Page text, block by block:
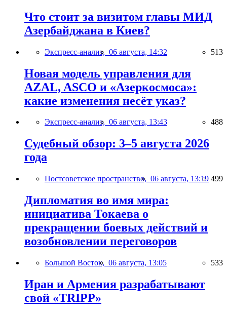
Что стоит за визитом главы МИД
Азербайджана в Киев?
Экспресс-анализ, 06 августа, 14:32 513
Новая модель управления для
AZAL, ASCO и «Азеркосмоса»:
какие изменения несёт указ?
Экспресс-анализ, 06 августа, 13:43 488
Судебный обзор: 3–5 августа 2026
года
Постсоветское пространство, 06 августа, 13:19 499
Дипломатия во имя мира:
инициатива Токаева о
прекращении боевых действий и
возобновлении переговоров
Большой Восток, 06 августа, 13:05 533
Иран и Армения разрабатывают
свой «TRIPP»